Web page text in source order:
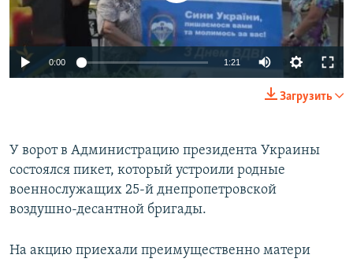
ПОБЕДИТЕЛЕЙ НЕ СУДЯТ?
КРЫМ.НЕПОКОРЕННЫЙ
ПРИСОЕДИНЯЙТЕСЬ!
0:00 1:21
Загрузить
У ворот в Администрацию президента Украины
состоялся пикет, который устроили родные
военнослужащих 25-й днепропетровской
воздушно-десантной бригады.
На акцию приехали преимущественно матери